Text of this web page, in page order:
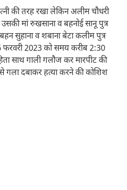
की तरह रखा लेकिन अलीम चौधरी
मां रुखसाना व बहनोई सानू पुत्र
सुहाना व शबाना बेटा कलीम पुत्र
2023 को समय करीब 2:30
साथ गाली गलौज कर मारपीट की
गला दबाकर हत्या करने की कोशिश